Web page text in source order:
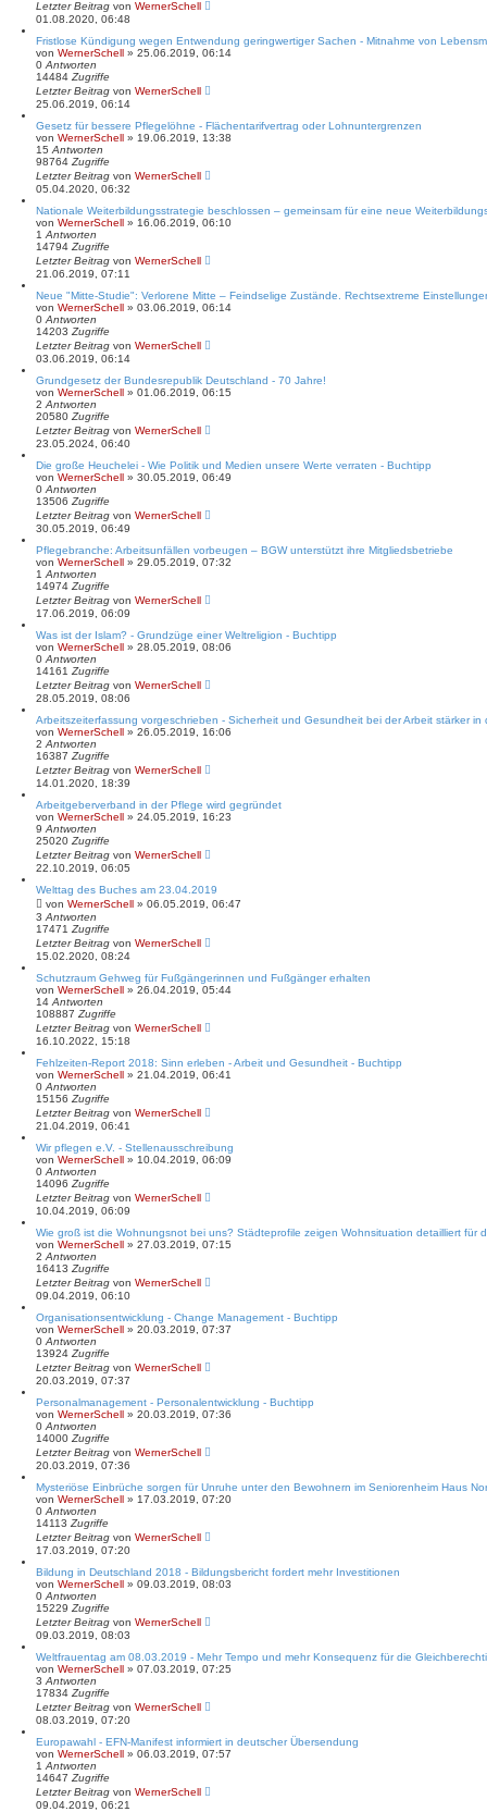
Letzter Beitrag von WernerSchell
01.08.2020, 06:48
Fristlose Kündigung wegen Entwendung geringwertiger Sachen - Mitnahme von
von WernerSchell » 25.06.2019, 06:14
0 Antworten
14484 Zugriffe
Letzter Beitrag von WernerSchell
25.06.2019, 06:14
Gesetz für bessere Pflegelöhne - Flächentarifvertrag oder Lohnuntergrenzen
von WernerSchell » 19.06.2019, 13:38
15 Antworten
98764 Zugriffe
Letzter Beitrag von WernerSchell
05.04.2020, 06:32
Nationale Weiterbildungsstrategie beschlossen – gemeinsam für eine neue
von WernerSchell » 16.06.2019, 06:10
1 Antworten
14794 Zugriffe
Letzter Beitrag von WernerSchell
21.06.2019, 07:11
Neue "Mitte-Studie": Verlorene Mitte – Feindselige Zustände. Rechtsextreme
von WernerSchell » 03.06.2019, 06:14
0 Antworten
14203 Zugriffe
Letzter Beitrag von WernerSchell
03.06.2019, 06:14
Grundgesetz der Bundesrepublik Deutschland - 70 Jahre!
von WernerSchell » 01.06.2019, 06:15
2 Antworten
20580 Zugriffe
Letzter Beitrag von WernerSchell
23.05.2024, 06:40
Die große Heuchelei - Wie Politik und Medien unsere Werte verraten - Buchtipp
von WernerSchell » 30.05.2019, 06:49
0 Antworten
13506 Zugriffe
Letzter Beitrag von WernerSchell
30.05.2019, 06:49
Pflegebranche: Arbeitsunfällen vorbeugen – BGW unterstützt ihre Mitgliedsbetriebe
von WernerSchell » 29.05.2019, 07:32
1 Antworten
14974 Zugriffe
Letzter Beitrag von WernerSchell
17.06.2019, 06:09
Was ist der Islam? - Grundzüge einer Weltreligion - Buchtipp
von WernerSchell » 28.05.2019, 08:06
0 Antworten
14161 Zugriffe
Letzter Beitrag von WernerSchell
28.05.2019, 08:06
Arbeitszeiterfassung vorgeschrieben - Sicherheit und Gesundheit bei der Arbeit stärker in
von WernerSchell » 26.05.2019, 16:06
2 Antworten
16387 Zugriffe
Letzter Beitrag von WernerSchell
14.01.2020, 18:39
Arbeitgeberverband in der Pflege wird gegründet
von WernerSchell » 24.05.2019, 16:23
9 Antworten
25020 Zugriffe
Letzter Beitrag von WernerSchell
22.10.2019, 06:05
Welttag des Buches am 23.04.2019
von WernerSchell » 06.05.2019, 06:47
3 Antworten
17471 Zugriffe
Letzter Beitrag von WernerSchell
15.02.2020, 08:24
Schutzraum Gehweg für Fußgängerinnen und Fußgänger erhalten
von WernerSchell » 26.04.2019, 05:44
14 Antworten
108887 Zugriffe
Letzter Beitrag von WernerSchell
16.10.2022, 15:18
Fehlzeiten-Report 2018: Sinn erleben - Arbeit und Gesundheit - Buchtipp
von WernerSchell » 21.04.2019, 06:41
0 Antworten
15156 Zugriffe
Letzter Beitrag von WernerSchell
21.04.2019, 06:41
Wir pflegen e.V. - Stellenausschreibung
von WernerSchell » 10.04.2019, 06:09
0 Antworten
14096 Zugriffe
Letzter Beitrag von WernerSchell
10.04.2019, 06:09
Wie groß ist die Wohnungsnot bei uns? Städteprofile zeigen Wohnsituation detailliert für
von WernerSchell » 27.03.2019, 07:15
2 Antworten
16413 Zugriffe
Letzter Beitrag von WernerSchell
09.04.2019, 06:10
Organisationsentwicklung - Change Management - Buchtipp
von WernerSchell » 20.03.2019, 07:37
0 Antworten
13924 Zugriffe
Letzter Beitrag von WernerSchell
20.03.2019, 07:37
Personalmanagement - Personalentwicklung - Buchtipp
von WernerSchell » 20.03.2019, 07:36
0 Antworten
14000 Zugriffe
Letzter Beitrag von WernerSchell
20.03.2019, 07:36
Mysteriöse Einbrüche sorgen für Unruhe unter den Bewohnern im Seniorenheim Haus
von WernerSchell » 17.03.2019, 07:20
0 Antworten
14113 Zugriffe
Letzter Beitrag von WernerSchell
17.03.2019, 07:20
Bildung in Deutschland 2018 - Bildungsbericht fordert mehr Investitionen
von WernerSchell » 09.03.2019, 08:03
0 Antworten
15229 Zugriffe
Letzter Beitrag von WernerSchell
09.03.2019, 08:03
Weltfrauentag am 08.03.2019 - Mehr Tempo und mehr Konsequenz für die
von WernerSchell » 07.03.2019, 07:25
3 Antworten
17834 Zugriffe
Letzter Beitrag von WernerSchell
08.03.2019, 07:20
Europawahl - EFN-Manifest informiert in deutscher Übersendung
von WernerSchell » 06.03.2019, 07:57
1 Antworten
14647 Zugriffe
Letzter Beitrag von WernerSchell
09.04.2019, 06:21